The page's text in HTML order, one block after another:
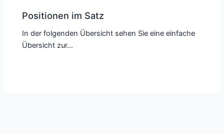
Positionen im Satz
In der folgenden Übersicht sehen Sie eine einfache
Übersicht zur…